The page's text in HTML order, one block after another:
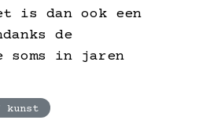
is dan ook een
de
soms in jaren